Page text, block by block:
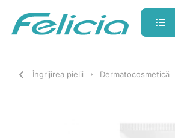
Îngrijirea pielii Dermatocosmetică